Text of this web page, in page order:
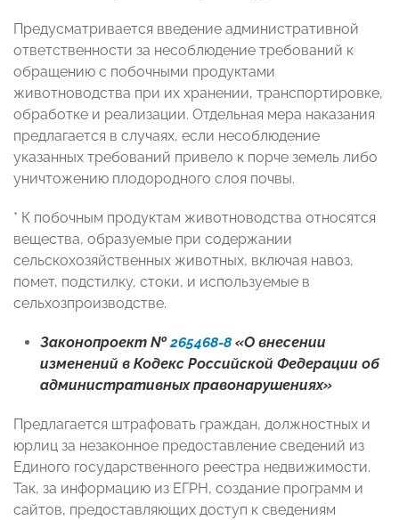
Предусматривается введение административной
ответственности за несоблюдение требований к
обращению с побочными продуктами
животноводства при их хранении, транспортировке,
обработке и реализации. Отдельная мера наказания
предлагается в случаях, если несоблюдение
указанных требований привело к порче земель либо
уничтожению плодородного слоя почвы.
* К побочным продуктам животноводства относятся
вещества, образуемые при содержании
сельскохозяйственных животных, включая навоз,
помет, подстилку, стоки, и используемые в
сельхозпроизводстве.
Законопроект №265468-8 «О внесении
изменений в Кодекс Российской Федерации об
административных правонарушениях»
Предлагается штрафовать граждан, должностных и
юрлиц за незаконное предоставление сведений из
Единого государственного реестра недвижимости.
Так, за информацию из ЕГРН, создание программ и
сайтов, предоставляющих доступ к сведениям